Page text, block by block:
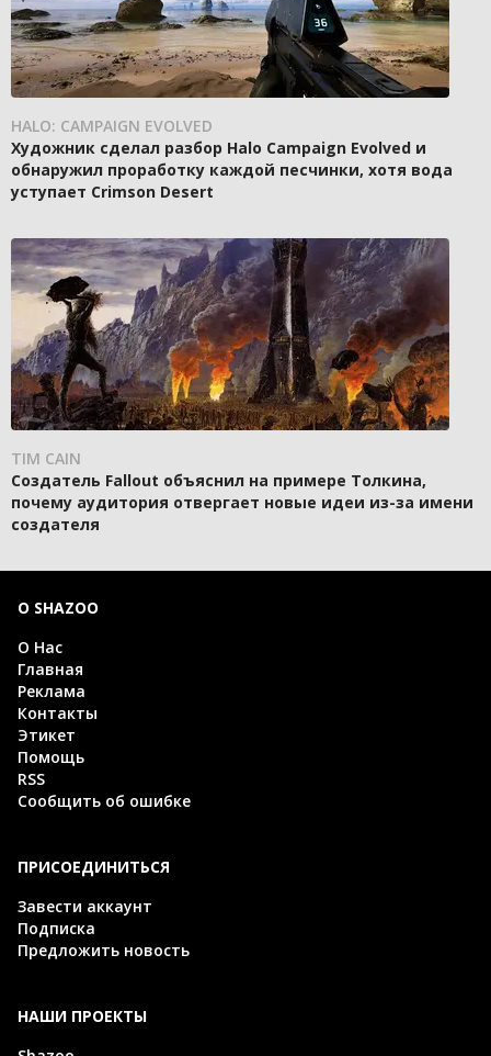
HALO: CAMPAIGN EVOLVED
Художник сделал разбор Halo Campaign Evolved и
обнаружил проработку каждой песчинки, хотя вода
уступает Crimson Desert
TIM CAIN
Создатель Fallout объяснил на примере Толкина,
почему аудитория отвергает новые идеи из-за имени
создателя
О SHAZOO
О Нас
Главная
Реклама
Контакты
Этикет
Помощь
RSS
Сообщить об ошибке
ПРИСОЕДИНИТЬСЯ
Завести аккаунт
Подписка
Предложить новость
НАШИ ПРОЕКТЫ